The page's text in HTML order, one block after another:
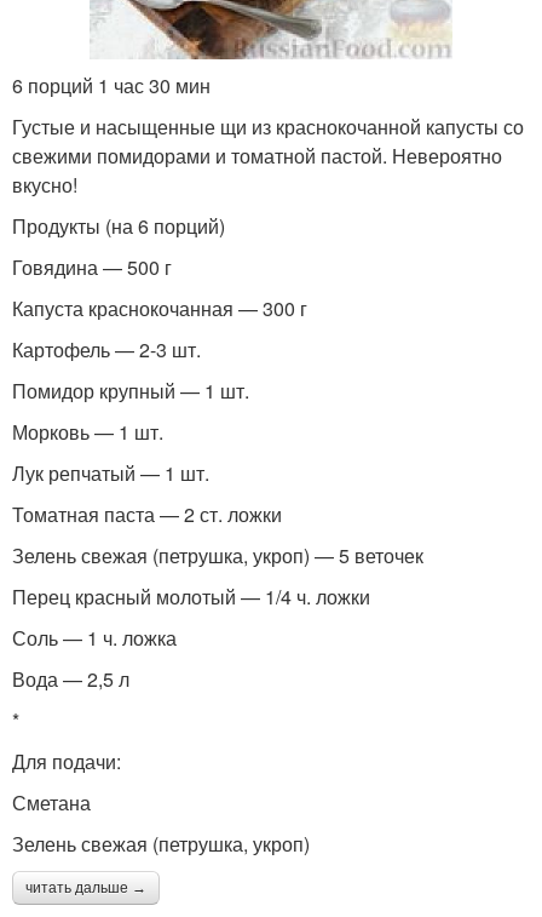
6 порций 1 час 30 мин
Густые и насыщенные щи из краснокочанной капусты со
свежими помидорами и томатной пастой. Невероятно
вкусно!
Продукты (на 6 порций)
Говядина — 500 г
Капуста краснокочанная — 300 г
Картофель — 2-3 шт.
Помидор крупный — 1 шт.
Морковь — 1 шт.
Лук репчатый — 1 шт.
Томатная паста — 2 ст. ложки
Зелень свежая (петрушка, укроп) — 5 веточек
Перец красный молотый — 1/4 ч. ложки
Соль — 1 ч. ложка
Вода — 2,5 л
*
Для подачи:
Сметана
Зелень свежая (петрушка, укроп)
читать дальше →